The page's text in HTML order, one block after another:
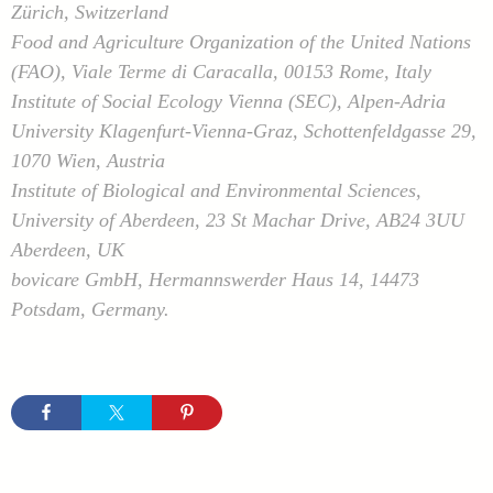
Zürich, Switzerland
Food and Agriculture Organization of the United Nations
(FAO), Viale Terme di Caracalla, 00153 Rome, Italy
Institute of Social Ecology Vienna (SEC), Alpen-Adria
University Klagenfurt-Vienna-Graz, Schottenfeldgasse 29,
1070 Wien, Austria
Institute of Biological and Environmental Sciences,
University of Aberdeen, 23 St Machar Drive, AB24 3UU
Aberdeen, UK
bovicare GmbH, Hermannswerder Haus 14, 14473
Potsdam, Germany.